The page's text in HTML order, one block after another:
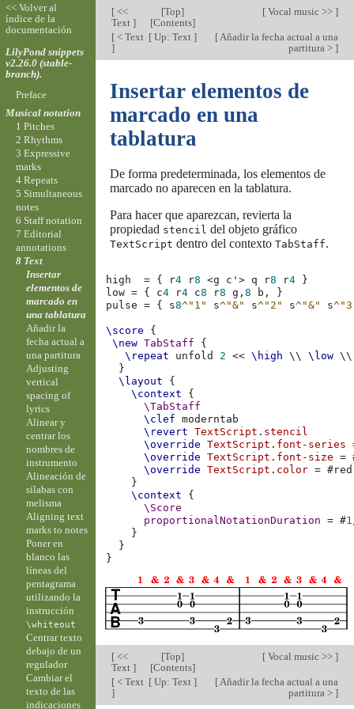
[<<
Text ]
[Top]
[Contents]
[Vocal music >> ]
[< Text
]
[Up: Text ] [Añadir la fecha actual a una
partitura > ]
Insertar elementos de
marcado en una
tablatura
De forma predeterminada, los elementos de
marcado no aparecen en la tablatura.
Para hacer que aparezcan, revierta la
propiedad stencil del objeto gráfico
TextScript dentro del contexto TabStaff.
high = { r4 r8 <g c'> q r8 r4
}
low = { c4 r4 c8 r8 g,8 b,
}
pulse
= { s8^"1" s^"&" s^"2" s^"&" s
\score
{
\new TabStaff
{
\repeat
unfold 2 << \high \\ \low \\
}
\layout
{
\context
{
\TabStaff
\clef
moderntab
\revert
TextScript . stencil
\override
TextScript . font-series
\override
TextScript . font-size =
\override
TextScript . color = #red
}
\context
{
\Score
proportionalNotationDuration
= #
}
}
}
[<<
Text ]
[Top]
[Contents]
[Vocal music >> ]
[< Text
]
[Up: Text ] [Añadir la fecha actual a una
partitura > ]
<< Volver al
índice de la
documentación
LilyPond snippets
v2.26.0 (stable-
branch).
Preface
Musical notation
1 Pitches
2 Rhythms
3 Expressive
marks
4 Repeats
5 Simultaneous
notes
6 Staff notation
7 Editorial
annotations
8 Text
Insertar
elementos de
marcado en
una tablatura
Añadir la
fecha actual a
una partitura
Adjusting
vertical
spacing of
lyrics
Alinear y
centrar los
nombres de
instrumento
Alineación de
sílabas con
melisma
Aligning text
marks to notes
Poner en
blanco las
líneas del
pentagrama
utilizando la
instrucción
\whiteout
Centrar texto
debajo de un
regulador
Cambiar el
texto de las
indicaciones